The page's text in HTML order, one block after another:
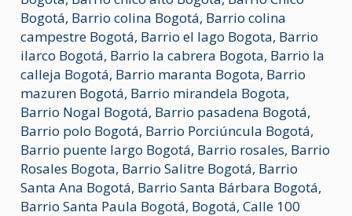
Bogotá, Barrio colina Bogotá, Barrio colina
campestre Bogotá, Barrio el lago Bogota, Barrio
ilarco Bogotá, Barrio la cabrera Bogota, Barrio la
calleja Bogotá, Barrio maranta Bogota, Barrio
mazuren Bogotá, Barrio mirandela Bogota,
Barrio Nogal Bogotá, Barrio pasadena Bogotá,
Barrio polo Bogotá, Barrio Porciúncula Bogotá,
Barrio puente largo Bogotá, Barrio rosales, Barrio
Rosales Bogota, Barrio Salitre Bogotá, Barrio
Santa Ana Bogotá, Barrio Santa Bárbara Bogotá,
Barrio Santa Paula Bogotá, Bogotá,Calle 100